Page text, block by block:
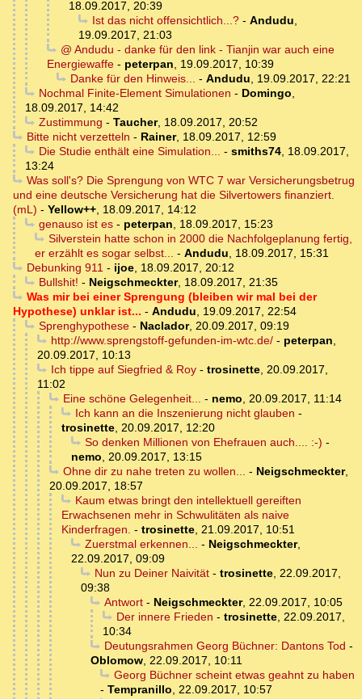
18.09.2017, 20:39
Ist das nicht offensichtlich...?- Andudu,
19.09.2017, 21:03
@ Andudu - danke für den link - Tianjin war auch eine
Energiewaffe - peterpan, 19.09.2017, 10:39
Danke für den Hinweis... - Andudu, 19.09.2017, 22:21
Nochmal Finite-Element Simulationen - Domingo,
18.09.2017, 14:42
Zustimmung - Taucher, 18.09.2017, 20:52
Bitte nicht verzetteln - Rainer, 18.09.2017, 12:59
Die Studie enthält eine Simulation... - smiths74, 18.09.2017,
13:24
Was soll's? Die Sprengung von WTC 7 war Versicherungsbetrug
und eine deutsche Versicherung hat die Silvertowers finanziert.
(mL) - Yellow++, 18.09.2017, 14:12
genauso ist es- peterpan, 18.09.2017, 15:23
Silverstein hatte schon in 2000 die Nachfolgeplanung fertig,
er erzählt es sogar selbst... - Andudu, 18.09.2017, 15:31
Debunking 911- ijoe, 18.09.2017, 20:12
Bullshit! - Neigschmeckter, 18.09.2017, 21:35
Was mir bei einer Sprengung (bleiben wir mal bei der
Hypothese) unklar ist... - Andudu, 19.09.2017, 22:54
Sprenghypothese- Naclador, 20.09.2017, 09:19
http://www.sprengstoff-gefunden-im-wtc.de/- peterpan,
20.09.2017, 10:13
Ich tippe auf Siegfried & Roy- trosinette, 20.09.2017,
11:02
Eine schöne Gelegenheit... - nemo, 20.09.2017, 11:14
Ich kann an die Inszenierung nicht glauben -
trosinette, 20.09.2017, 12:20
So denken Millionen von Ehefrauen auch.... :-) -
nemo, 20.09.2017, 13:15
Ohne dir zu nahe treten zu wollen... - Neigschmeckter,
20.09.2017, 18:57
Kaum etwas bringt den intellektuell gereiften
Erwachsenen mehr in Schwulitäten als naive
Kinderfragen. - trosinette, 21.09.2017, 10:51
Zuerstmal erkennen... - Neigschmeckter,
22.09.2017, 09:09
Nun zu Deiner Naivität- trosinette, 22.09.2017,
09:38
Antwort- Neigschmeckter, 22.09.2017, 10:05
Der innere Frieden - trosinette, 22.09.2017,
10:34
Deutungsrahmen Georg Büchner: Dantons Tod -
Oblomow, 22.09.2017, 10:11
Georg Büchner scheint etwas geahnt zu haben
- Tempranillo, 22.09.2017, 10:57